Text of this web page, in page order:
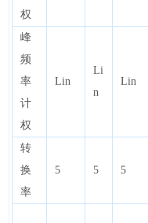
权
峰
频
率
计
权
Lin
Li
n
Lin
转
换
率
5 5 5